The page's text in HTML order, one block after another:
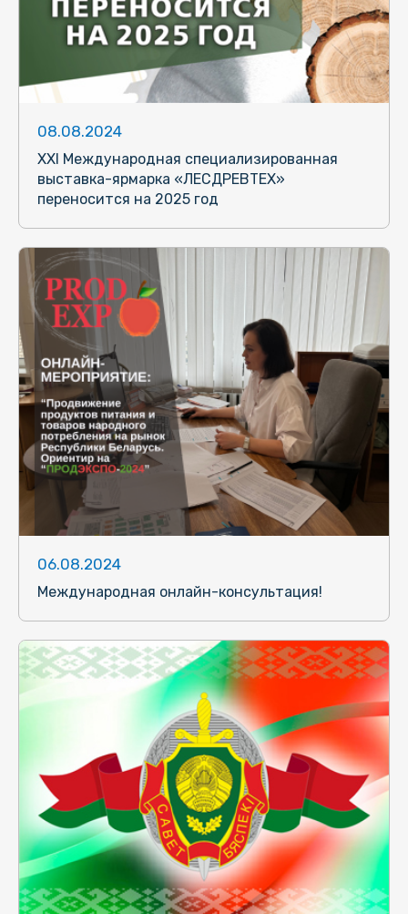
08.08.2024
XXI Международная специализированная
выставка-ярмарка «ЛЕСДРЕВТЕХ»
переносится на 2025 год
06.08.2024
Международная онлайн-консультация!